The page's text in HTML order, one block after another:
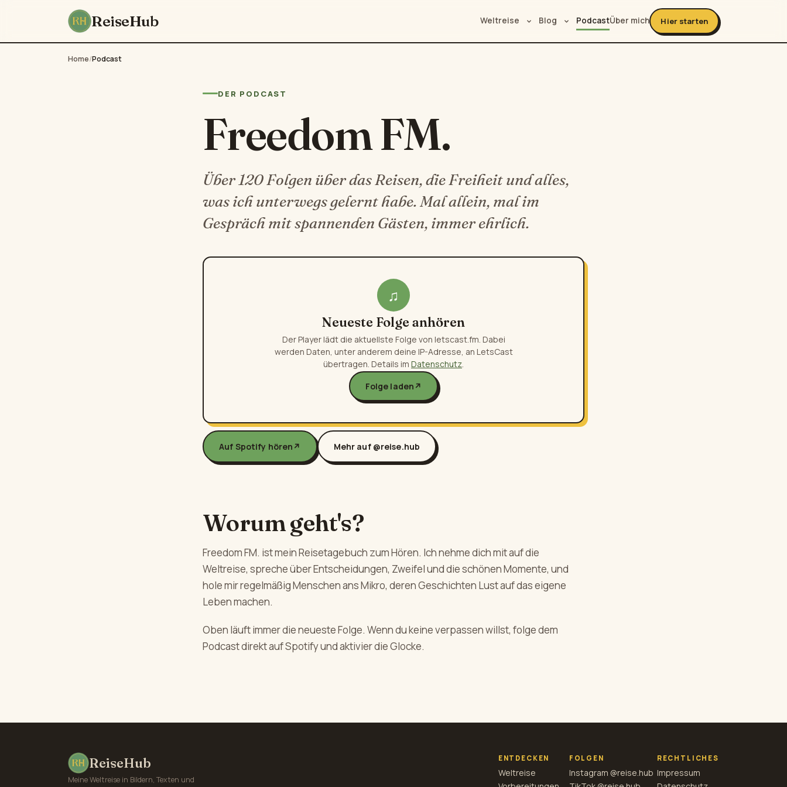
ReiseHub Weltreise Blog PodcastÜber mich Hier starten
Home/Podcast
DER PODCAST
Freedom FM.
Über 120 Folgen über das Reisen, die Freiheit und alles,
was ich unterwegs gelernt habe. Mal allein, mal im
Gespräch mit spannenden Gästen, immer ehrlich.
♫
Neueste Folge anhören
Der Player lädt die aktuellste Folge von letscast.fm. Dabei
werden Daten, unter anderem deine IP-Adresse, an LetsCast
übertragen. Details im Datenschutz
Folge laden ↗
Auf Spotify hören ↗ Mehr auf @reise.hub
Worum geht's?
Freedom FM. ist mein Reisetagebuch zum Hören. Ich nehme dich mit auf die
Weltreise, spreche über Entscheidungen, Zweifel und die schönen Momente, und
hole mir regelmäßig Menschen ans Mikro, deren Geschichten Lust auf das eigene
Leben machen.
Oben läuft immer die neueste Folge. Wenn du keine verpassen willst, folge dem
Podcast direkt auf Spotify und aktivier die Glocke.
ReiseHub
Meine Weltreise in Bildern, Texten und
ENTDECKEN
Weltreise
FOLGEN
Instagram @reise.hub
RECHTLICHES
Impressum